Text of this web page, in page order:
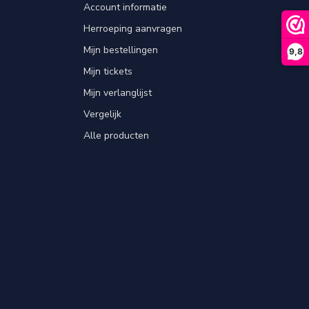
9,8
Account informatie
Herroeping aanvragen
Mijn bestellingen
Mijn tickets
Mijn verlanglijst
Vergelijk
Alle producten